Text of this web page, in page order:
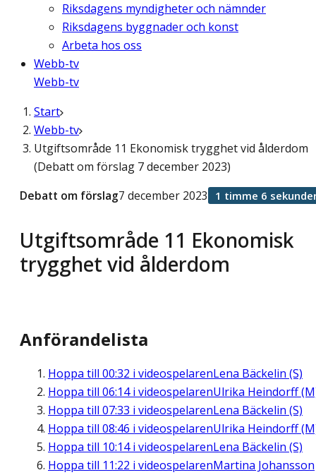
Riksdagens myndigheter och nämnder
Riksdagens byggnader och konst
Arbeta hos oss
Webb-tv
Webb-tv
Start
Webb-tv
Utgiftsområde 11 Ekonomisk trygghet vid ålderdom
(Debatt om förslag 7 december 2023)
Utgiftsområde 11 Ekonomisk
trygghet vid ålderdom
Debatt om förslag7 december 2023 1 timme 6
Anförandelista
Hoppa till 00:32 i videospelarenLena Bäckelin (S)
Hoppa till 06:14i videospelarenUlrika Heindorff
Hoppa till 07:33 i videospelarenLena Bäckelin (S)
Hoppa till 08:46 i videospelarenUlrika Heindorff
Hoppa till 10:14i videospelarenLena Bäckelin (S)
Hoppa till 11:22 i videospelarenMartina Johansson